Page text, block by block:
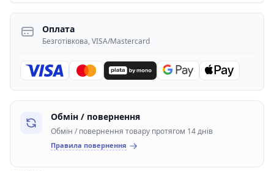
Оплата
Безготівкова, VISA/Mastercard
Обмін / повернення
Обмін / повернення товару протягом 14 днів
Правила повернення